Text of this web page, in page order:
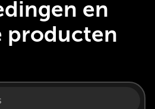
en
producten